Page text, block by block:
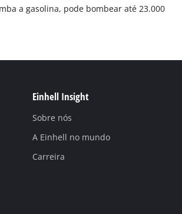
a gasolina, pode bombear até 23.000
Einhell Insight
Sobre nós
A Einhell no mundo
Carreira